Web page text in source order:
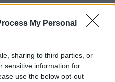
My Personal
sharing to third parties, or
sensitive information for
use the below opt-out